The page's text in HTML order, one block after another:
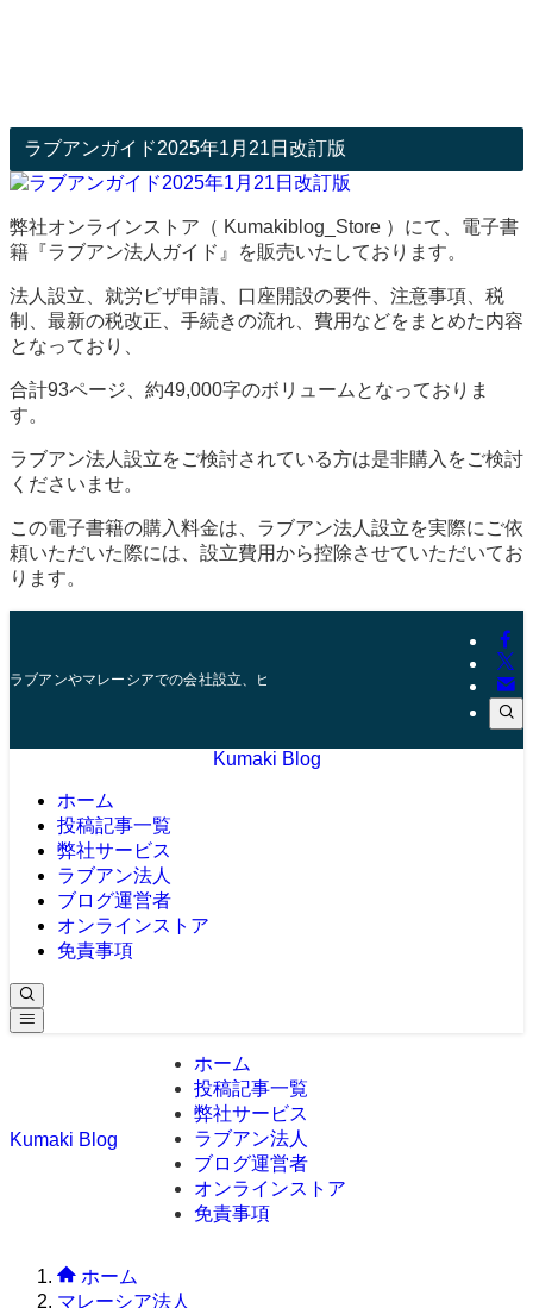
ラブアンガイド2025年1月21日改訂版
弊社オンラインストア（ Kumakiblog_Store ）にて、電子書
籍『ラブアン法人ガイド』を販売いたしております。
法人設立、就労ビザ申請、口座開設の要件、注意事項、税
制、最新の税改正、手続きの流れ、費用などをまとめた内容
となっており、
合計93ページ、約49,000字のボリュームとなっておりま
す。
ラブアン法人設立をご検討されている方は是非購入をご検討
くださいませ。
この電子書籍の購入料金は、ラブアン法人設立を実際にご依
頼いただいた際には、設立費用から控除させていただいてお
ります。
ラブアンやマレーシアでの会社設立、ビザ、口座開設などを10年以上の実績を
Kumaki Blog
ホーム
投稿記事一覧
弊社サービス
ラブアン法人
ブログ運営者
オンラインストア
免責事項
Kumaki Blog
ホーム
投稿記事一覧
弊社サービス
ラブアン法人
ブログ運営者
オンラインストア
免責事項
ホーム
マレーシア法人